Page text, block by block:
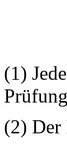
(1)
(2) Der